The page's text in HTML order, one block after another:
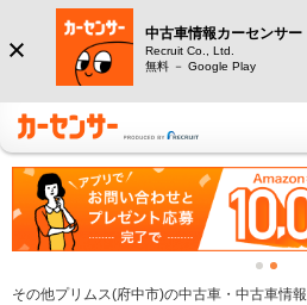
中古車情報カーセンサー
Recruit Co., Ltd.
無料 － Google Play
その他プリムス(府中市)の中古車・中古車情報